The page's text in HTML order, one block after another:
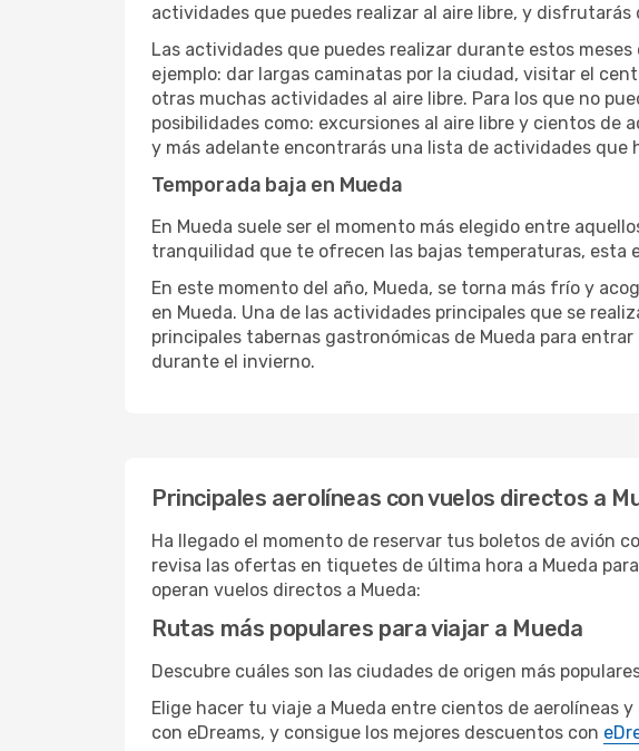
actividades que puedes realizar al aire libre, y
Las actividades que puedes realizar durante estos
ejemplo: dar largas caminatas por la ciudad, visitar el
otras muchas actividades al aire libre. Para los que no
posibilidades como: excursiones al aire libre y cientos de
y más adelante encontrarás una lista de actividades que
Temporada baja en Mueda
En Mueda suele ser el momento más elegido entre
tranquilidad que te ofrecen las bajas temperaturas, esta
En este momento del año, Mueda, se torna más frío y
en Mueda. Una de las actividades principales que se
principales tabernas gastronómicas de Mueda para
durante el invierno.
Principales aerolíneas con vuelos directos a
Ha llegado el momento de reservar tus boletos de avión
revisa las ofertas en tiquetes de última hora a Mueda
operan vuelos directos a Mueda:
Rutas más populares para viajar a Mueda
Descubre cuáles son las ciudades de origen más
Elige hacer tu viaje a Mueda entre cientos de aerolíneas
con eDreams, y consigue los mejores descuentos con